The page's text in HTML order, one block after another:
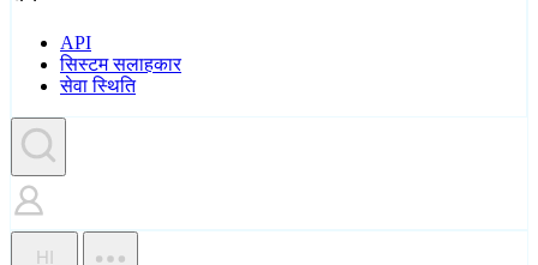
API
सिस्टम सलाहकार
सेवा स्थिति
HI